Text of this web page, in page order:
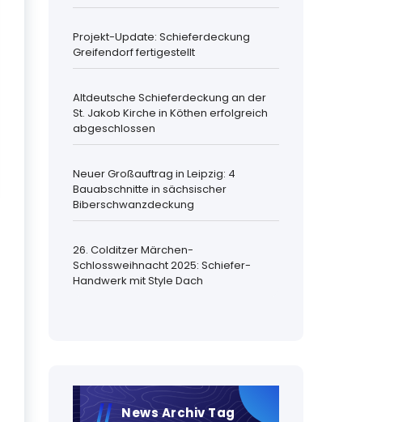
Projekt-Update: Schieferdeckung
Greifendorf fertigestellt
Altdeutsche Schieferdeckung an der
St. Jakob Kirche in Köthen erfolgreich
abgeschlossen
Neuer Großauftrag in Leipzig: 4
Bauabschnitte in sächsischer
Biberschwanzdeckung
26. Colditzer Märchen-
Schlossweihnacht 2025: Schiefer-
Handwerk mit Style Dach
News Archiv Tag